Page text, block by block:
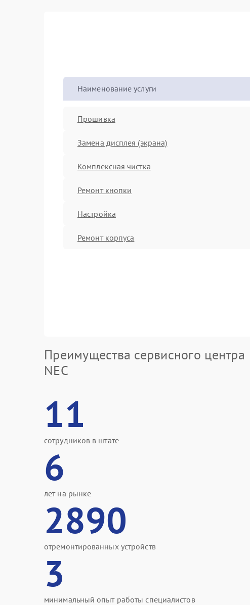
Наименование услуги
Прошивка
Замена дисплея (экрана)
Комплексная чистка
Ремонт кнопки
Настройка
Ремонт корпуса
Преимущества сервисного центра
NEC
11
сотрудников в штате
6
лет на рынке
2890
отремонтированных устройств
3
минимальный опыт работы специалистов